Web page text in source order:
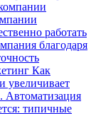
работать
благодаря
Как
увеличивает
Автоматизация
типичные